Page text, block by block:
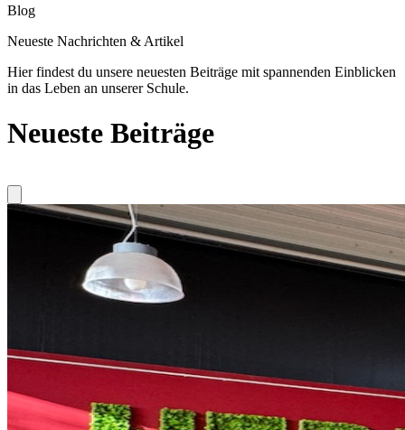
Blog
Neueste Nachrichten & Artikel
Hier findest du unsere neuesten Beiträge mit spannenden Einblicken
in das Leben an unserer Schule.
Neueste Beiträge